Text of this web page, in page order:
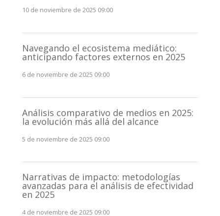
10 de noviembre de 2025 09:00
Navegando el ecosistema mediático:
anticipando factores externos en 2025
6 de noviembre de 2025 09:00
Análisis comparativo de medios en 2025:
la evolución más allá del alcance
5 de noviembre de 2025 09:00
Narrativas de impacto: metodologías
avanzadas para el análisis de efectividad
en 2025
4 de noviembre de 2025 09:00